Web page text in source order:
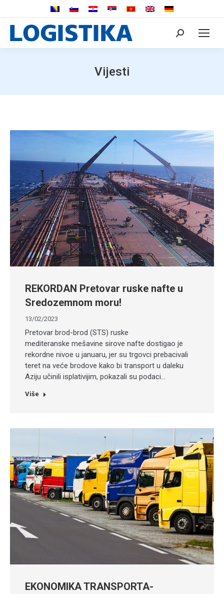
Search:
Vijesti
REKORDAN Pretovar ruske nafte u
Sredozemnom moru!
13/02/2023
Pretovar brod-brod (STS) ruske
mediteranske mešavine sirove nafte dostigao je
rekordne nivoe u januaru, jer su trgovci prebacivali
teret na veće brodove kako bi transport u daleku
Aziju učinili isplativijim, pokazali su podaci…
Više
EKONOMIKA TRANSPORTA-